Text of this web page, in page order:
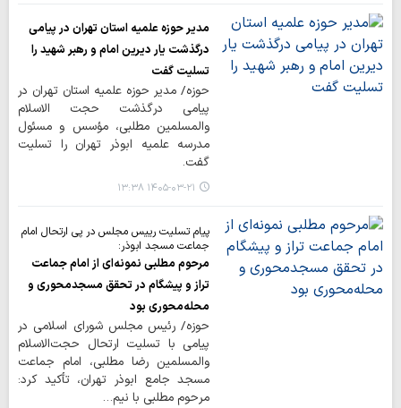
مدیر حوزه علمیه استان تهران در پیامی
درگذشت یار دیرین امام و رهبر شهید را
تسلیت گفت
حوزه/ مدیر حوزه علمیه استان تهران در
پیامی درگذشت حجت الاسلام
والمسلمین مطلبی، مؤسس و مسئول
مدرسه علمیه ابوذر تهران را تسلیت
گفت.
۱۴۰۵-۰۳-۲۱ ۱۳:۳۸
پیام تسلیت رییس مجلس در پی ارتحال امام
جماعت مسجد ابوذر:
مرحوم مطلبی نمونه‌ای از امام جماعت
تراز و پیشگام در تحقق مسجدمحوری و
محله‌محوری بود
حوزه/ رئیس مجلس شورای اسلامی در
پیامی با تسلیت ارتحال حجت‌الاسلام
والمسلمین رضا مطلبی، امام جماعت
مسجد جامع ابوذر تهران، تأکید کرد:
مرحوم مطلبی با نیم…